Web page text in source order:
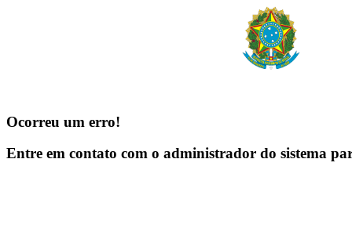
Ocorreu um erro!
Entre em contato com o administrador do sistema